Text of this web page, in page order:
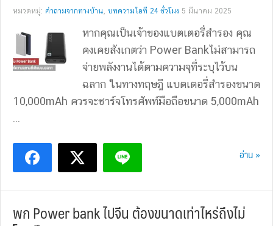
หมวดหมู่: คำถามจากทางบ้าน, บทความไอที 24 ชั่วโมง 5 มีนาคม 2025
หากคุณเป็นเจ้าของแบตเตอรี่สำรอง คุณ
คงเคยสังเกตว่า Power Bankไม่สามารถ
จ่ายพลังงานได้ตามความจุที่ระบุไว้บน
ฉลาก ในทางทฤษฎี แบตเตอรี่สำรองขนาด
10,000mAh ควรจะชาร์จโทรศัพท์มือถือขนาด 5,000mAh
...
อ่าน »
พก Power bank ไปจีน ต้องขนาดเท่าไหร่ถึงไม่